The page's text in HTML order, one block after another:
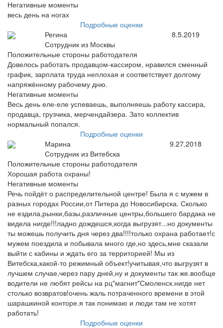
Негативные моменты
весь день на ногах
Подробные оценки
Регина
Сотрудник из Москвы
8.5.2019
Положительные стороны работодателя
Довелось работать продавцом-кассиром, нравился сменный
график, зарплата труда неплохая и соответствует долгому
напряжённому рабочему дню.
Негативные моменты
Весь день еле-еле успеваешь, выполняешь работу кассира,
продавца, грузчика, мерчендайзера. Зато коллектив
нормальный попался.
Подробные оценки
Марина
Сотрудник из Витебска
9.27.2018
Положительные стороны работодателя
Хорошая работа охраны!
Негативные моменты
Речь пойдёт о распределительной центре! Была я с мужем в
разных городах России,от Питера до Новосибирска. Сколько
не ездила,рынки,базы,различные центры,большего бардака не
видела нигде!!!ладно дождешся,когда выгрузят...но документы
ты можешь получить дня через два!!!!только охрана работает!с
мужем поездила и побывала много где,но здесь,мне сказали
выйти с кабины и ждать его за территорией! Мы из
Витебска,какой-то режимный объект!учитывая,что выгрузят в
лучшем случае,через пару дней,ну и документы так же.вообще
водители не любят рейсы на рц"магнит"Смоленск.нигде нет
столько возвратов!очень жаль потраченного времени в этой
шарашкиной конторе.я так понимаю и люди там не хотят
работать!
Подробные оценки